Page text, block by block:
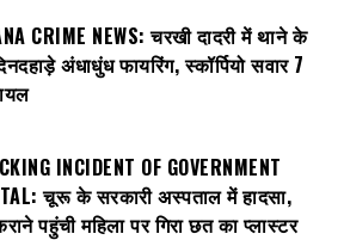
CRIME NEWS: चरखी दादरी में थाने के
अंधाधुंध फायरिंग, स्कॉर्पियो सवार 7
INCIDENT OF GOVERNMENT
चूरू के सरकारी अस्पताल में हादसा,
पहुंची महिला पर गिरा छत का प्लास्टर